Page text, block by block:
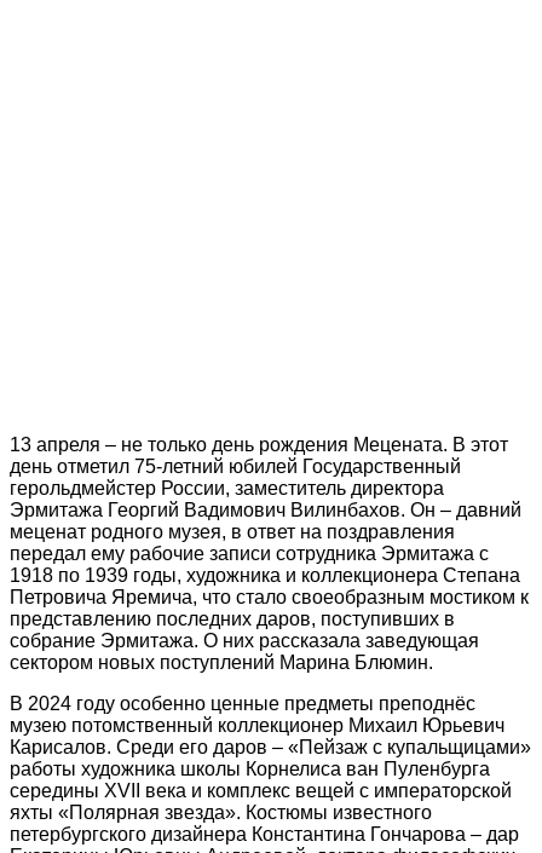
13 апреля – не только день рождения Мецената. В этот
день отметил 75-летний юбилей Государственный
герольдмейстер России, заместитель директора
Эрмитажа Георгий Вадимович Вилинбахов. Он – давний
меценат родного музея, в ответ на поздравления
передал ему рабочие записи сотрудника Эрмитажа с
1918 по 1939 годы, художника и коллекционера Степана
Петровича Яремича, что стало своеобразным мостиком к
представлению последних даров, поступивших в
собрание Эрмитажа. О них рассказала заведующая
сектором новых поступлений Марина Блюмин.
В 2024 году особенно ценные предметы преподнёс
музею потомственный коллекционер Михаил Юрьевич
Карисалов. Среди его даров – «Пейзаж с купальщицами»
работы художника школы Корнелиса ван Пуленбурга
середины XVII века и комплекс вещей с императорской
яхты «Полярная звезда». Костюмы известного
петербургского дизайнера Константина Гончарова – дар